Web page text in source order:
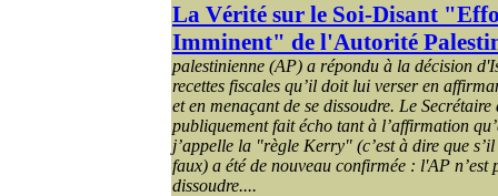
La Vérité sur le Soi-Disant
Imminent" de l'Autorité
palestinienne (AP) a répondu à la décision
recettes fiscales qu’il doit lui verser en
et en menaçant de se dissoudre. Le
publiquement fait écho tant à l’affirmation
j’appelle la "règle Kerry" (c’est à dire que
faux) a été de nouveau confirmée : l'AP n’est
dissoudre....